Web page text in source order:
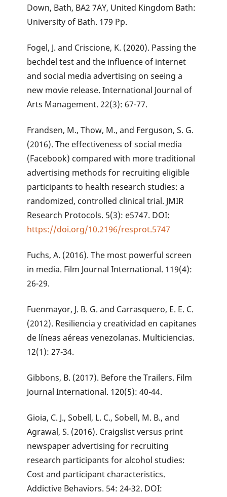
Down, Bath, BA2 7AY, United Kingdom Bath:
University of Bath. 179 Pp.
Fogel, J. and Criscione, K. (2020). Passing the
bechdel test and the influence of internet
and social media advertising on seeing a
new movie release. International Journal of
Arts Management. 22(3): 67-77.
Frandsen, M., Thow, M., and Ferguson, S. G.
(2016). The effectiveness of social media
(Facebook) compared with more traditional
advertising methods for recruiting eligible
participants to health research studies: a
randomized, controlled clinical trial. JMIR
Research Protocols. 5(3): e5747. DOI:
https://doi.org/10.2196/resprot.5747
Fuchs, A. (2016). The most powerful screen
in media. Film Journal International. 119(4):
26-29.
Fuenmayor, J. B. G. and Carrasquero, E. E. C.
(2012). Resiliencia y creatividad en capitanes
de líneas aéreas venezolanas. Multiciencias.
12(1): 27-34.
Gibbons, B. (2017). Before the Trailers. Film
Journal International. 120(5): 40-44.
Gioia, C. J., Sobell, L. C., Sobell, M. B., and
Agrawal, S. (2016). Craigslist versus print
newspaper advertising for recruiting
research participants for alcohol studies:
Cost and participant characteristics.
Addictive Behaviors. 54: 24-32. DOI: